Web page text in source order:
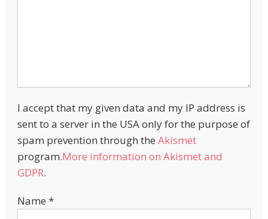
I accept that my given data and my IP address is
sent to a server in the USA only for the purpose of
spam prevention through the Akismet
program.More information on Akismet and
GDPR.
Name *